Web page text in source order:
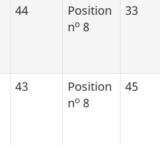
44
Position
no 8
33
43
Position
no 8
45